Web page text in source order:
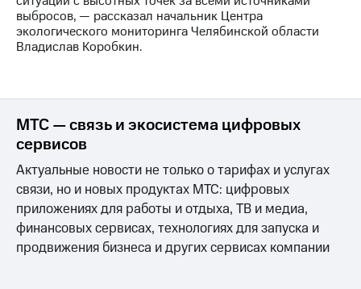
Описание
Еврооблигации-2023
Уведомление
о
облигаций
Регистратор
Контакты
развитие
деловая этика
На главную
выбросов, — рассказал начальник Центра
экологического мониторинга Челябинской области
Владислав Коробкин.
МТС — связь и экосистема цифровых
сервисов
Актуальные новости не только о тарифах и услугах
связи, но и новых продуктах МТС: цифровых
приложениях для работы и отдыха, ТВ и медиа,
финансовых сервисах, технологиях для запуска и
продвижения бизнеса и других сервисах компании